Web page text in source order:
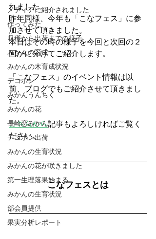
メディアに紹介されました
作ってみた
収穫から出荷までの様子
みかんの育成
みかんの木育成状況
デコポン
みかんうんちく
みかんの花
長崎恋みかん
デコポン出荷
みかんの生育状況
みかんの花が咲きました
第一生理落果始まる
みかんの生育状況
部会員提供
果実分析レポート
れました。
昨年同様、今年も「こなフェス」に参
加させて頂きました。
本日はその時の様子を今回と次回の２
回かに分けてご紹介します。
「こなフェス」のイベント情報は以
前、ブログでもご紹介させて頂きまし
た。
こちらから記事もよろしければご覧く
ださい。
こなフェスとは